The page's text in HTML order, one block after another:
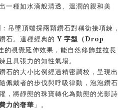
一種如水滴般清透、溫潤的親和美
：吊墜頂端採兩顆鑽石對稱銜接項鍊，
石。這種經典的 Y 字型（Drop
的視覺延伸效果，能自然修飾並拉長
且具張力的知性氣場。
石的大小比例經過精密調校，呈現出
佩戴者的步伐與呼吸律動，泡泡鑽石
，將靜態的珠寶轉化為動態的光影詩
力的奢華 」。